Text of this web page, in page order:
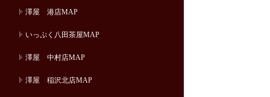
澤屋 港店MAP
いっぷく八田茶屋MAP
澤屋 中村店MAP
澤屋 稲沢北店MAP